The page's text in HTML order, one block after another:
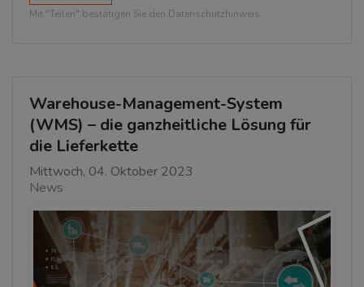
Mit "Teilen" bestätigen Sie den Datenschutzhinweis.
Warehouse-Management-System
(WMS) – die ganzheitliche Lösung für
die Lieferkette
Mittwoch, 04. Oktober 2023
News